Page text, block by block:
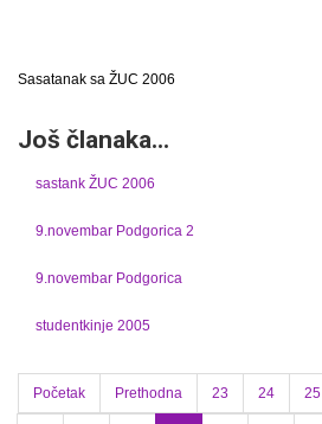
Sasatanak sa ŽUC 2006
Još članaka...
sastank ŽUC 2006
9.novembar Podgorica 2
9.novembar Podgorica
studentkinje 2005
Početak Prethodna 23 24 25